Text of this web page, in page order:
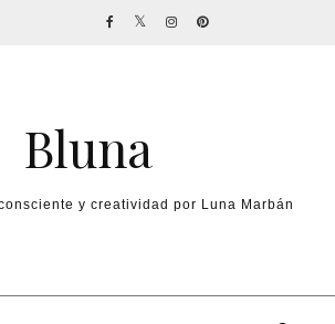
Bluna
y creatividad por Luna Marbán